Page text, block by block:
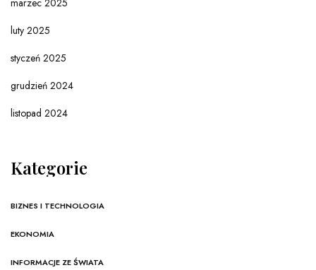
marzec 2025
luty 2025
styczeń 2025
grudzień 2024
listopad 2024
Kategorie
BIZNES I TECHNOLOGIA
EKONOMIA
INFORMACJE ZE ŚWIATA